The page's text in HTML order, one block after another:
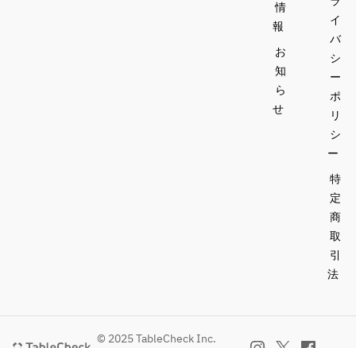
情
報
お
知
ら
せ
イ
バ
シ
ー
ポ
リ
シ
ー
特
定
商
取
引
法
© 2025 TableCheck Inc.